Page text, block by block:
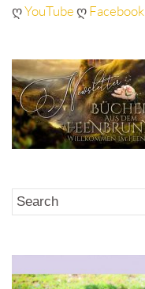
ღYouTubeღFacebook